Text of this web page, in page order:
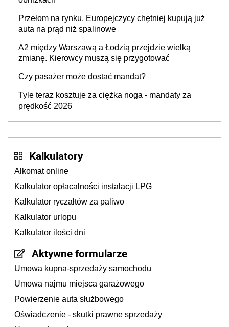
Przełom na rynku. Europejczycy chętniej kupują już
auta na prąd niż spalinowe
A2 między Warszawą a Łodzią przejdzie wielką
zmianę. Kierowcy muszą się przygotować
Czy pasażer może dostać mandat?
Tyle teraz kosztuje za ciężka noga - mandaty za
prędkość 2026
Kalkulatory
Alkomat online
Kalkulator opłacalności instalacji LPG
Kalkulator ryczałtów za paliwo
Kalkulator urlopu
Kalkulator ilości dni
Aktywne formularze
Umowa kupna-sprzedaży samochodu
Umowa najmu miejsca garażowego
Powierzenie auta służbowego
Oświadczenie - skutki prawne sprzedaży